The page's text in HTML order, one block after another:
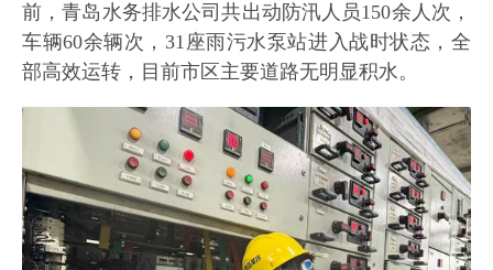
前，青岛水务排水公司共出动防汛人员150余人次，
车辆60余辆次，31座雨污水泵站进入战时状态，全
部高效运转，目前市区主要道路无明显积水。